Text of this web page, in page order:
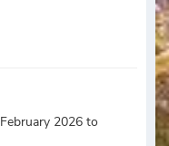
2026 to